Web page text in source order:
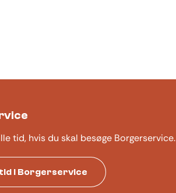
tid, hvis du skal besøge Borgerservice.
i Borgerservice